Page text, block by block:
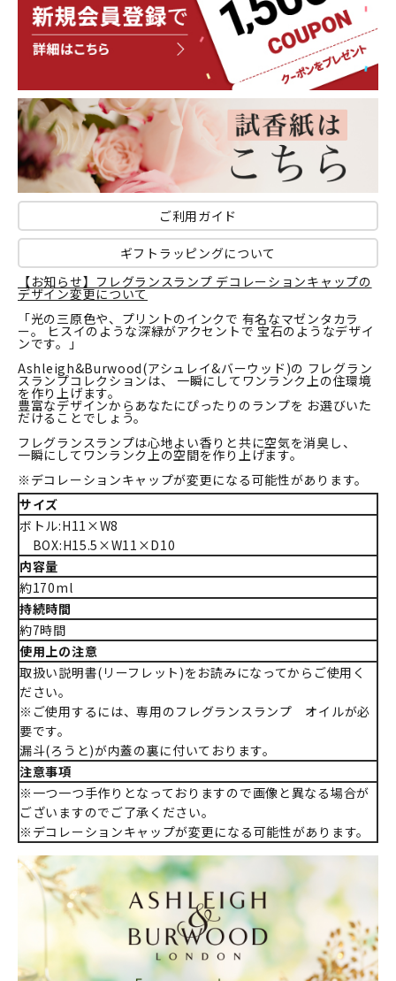
ご利用ガイド
ギフトラッピングについて
【お知らせ】フレグランスランプ デコレーションキャップの
デザイン変更について
「光の三原色や、プリントのインクで 有名なマゼンタカラ
ー。 ヒスイのような深緑がアクセントで 宝石のようなデザイ
ンです。」
Ashleigh&Burwood(アシュレイ&バーウッド)の フレグラン
スランプコレクションは、 一瞬にしてワンランク上の住環境
を作り上げます。
豊富なデザインからあなたにぴったりのランプを お選びいた
だけることでしょう。
フレグランスランプは心地よい香りと共に空気を消臭し、
一瞬にしてワンランク上の空間を作り上げます。
※デコレーションキャップが変更になる可能性があります。
サイズ
ボトル:H11×W8
BOX:H15.5×W11×D10
内容量
約170ml
持続時間
約7時間
使用上の注意
取扱い説明書(リーフレット)をお読みになってからご使用く
ださい。
※ご使用するには、専用のフレグランスランプ オイルが必
要です。
漏斗(ろうと)が内蓋の裏に付いております。
注意事項
※一つ一つ手作りとなっておりますので画像と異なる場合が
ございますのでご了承ください。
※デコレーションキャップが変更になる可能性があります。